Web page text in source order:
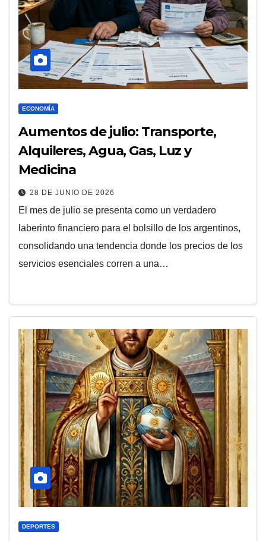
ECONOMÍA
Aumentos de julio: Transporte,
Alquileres, Agua, Gas, Luz y
Medicina
28 DE JUNIO DE 2026
El mes de julio se presenta como un verdadero
laberinto financiero para el bolsillo de los argentinos,
consolidando una tendencia donde los precios de los
servicios esenciales corren a una…
DEPORTES